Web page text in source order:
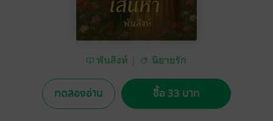
พันสิงห์ นิยายรัก
ทดลองอ่าน ซื้อ 33 บาท